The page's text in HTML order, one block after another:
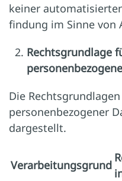
keiner
findung im Sinne von
Rechtsgrundlage
Die
personenbezogener
dargestellt.
Verarbeitungsgrund